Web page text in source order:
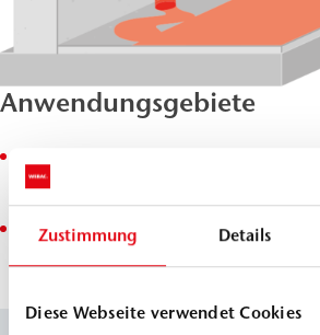
Zustimmung Details
Diese Webseite verwendet Cookies
Anwendungsgebiete
Beton oder Zementestrich
aufgefüllt als Reaktionsharzestrich nach
DIN EN 13813